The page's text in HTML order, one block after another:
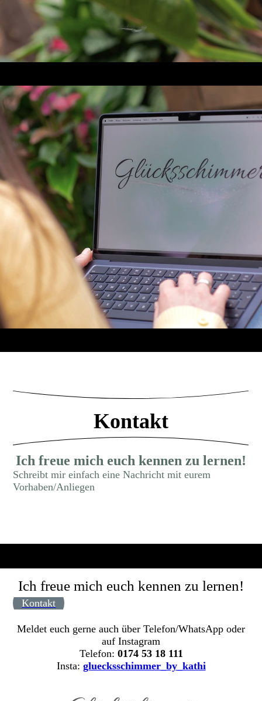
Kontakt
Ich freue mich euch kennen zu lernen!
Schreibt mir einfach eine Nachricht mit eurem
Vorhaben/Anliegen
Ich freue mich euch kennen zu lernen!
Kontakt
Meldet euch gerne auch über Telefon/WhatsApp oder
auf Instagram
Telefon: 0174 53 18 111
Insta: gluecksschimmer_by_kathi